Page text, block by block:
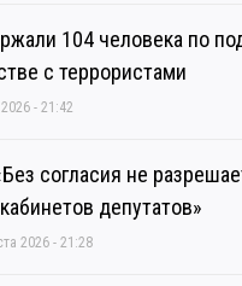
104 человека по
с террористами
- 21:42
согласия не
депутатов»
2026 - 21:28